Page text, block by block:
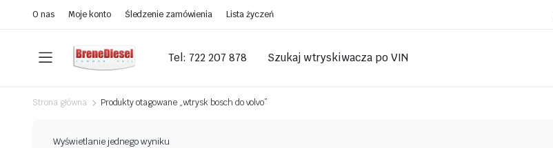
O nas Moje konto Śledzenie zamówienia Lista życzeń
Tel: 722 207 878 Szukaj wtryskiwacza po VIN
Strona główna Produkty otagowane „wtrysk bosch do volvo”
Wyświetlanie jednego wyniku